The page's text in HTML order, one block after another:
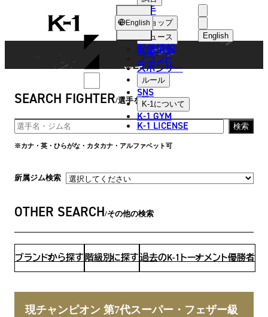
K-
1
English
中文（简体
選手
ショップ
ニュース
配信情報
ブランド
スポンサー
ルール
SNS
K-1について
K-1 GYM
K-1 LICENSE
English
FIGHTER
選手
SEARCH FIGHTER 選手を探す
検索
※カナ・英・ひらがな・カタカナ・アルファベット可
所属ジム検索
OTHER SEARCH その他の検索
ブランドから探す 階級別に探す過去のK-1トーナメント優勝者
現チャンピオン 第7代スーパー・フェザー級